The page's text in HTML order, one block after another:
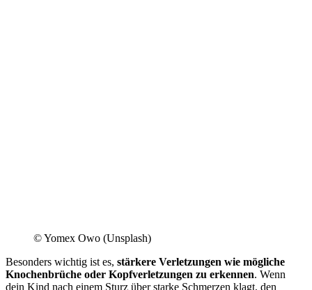
© Yomex Owo (Unsplash)
Besonders wichtig ist es, stärkere Verletzungen wie mögliche
Knochenbrüche oder Kopfverletzungen zu erkennen. Wenn
dein Kind nach einem Sturz über starke Schmerzen klagt, den